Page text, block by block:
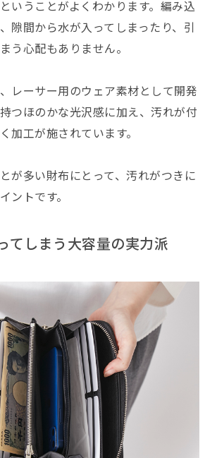
いうことがよくわかります。編み込
隙間から水が入ってしまったり、引
う心配もありません。
レーサー用のウェア素材として開発
つほのかな光沢感に加え、汚れが付
加工が施されています。
が多い財布にとって、汚れがつきに
ントです。
てしまう大容量の実力派